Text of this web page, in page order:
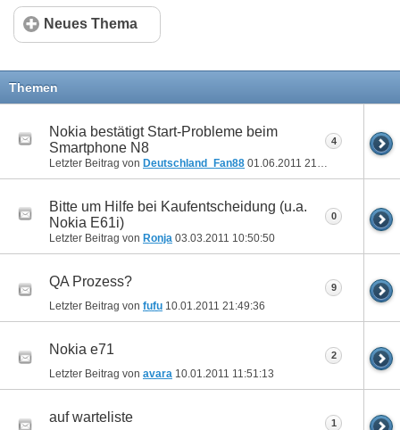
Neues Thema
Themen
Nokia bestätigt Start-Probleme beim
Smartphone N8
Letzter Beitrag von Deutschland_Fan88 01.06.2011 21:04:13
4
Bitte um Hilfe bei Kaufentscheidung (u.a.
Nokia E61i)
Letzter Beitrag von Ronja 03.03.2011 10:50:50
0
QA Prozess?
Letzter Beitrag von fufu 10.01.2011 21:49:36
9
Nokia e71
Letzter Beitrag von avara 10.01.2011 11:51:13
2
auf warteliste 1